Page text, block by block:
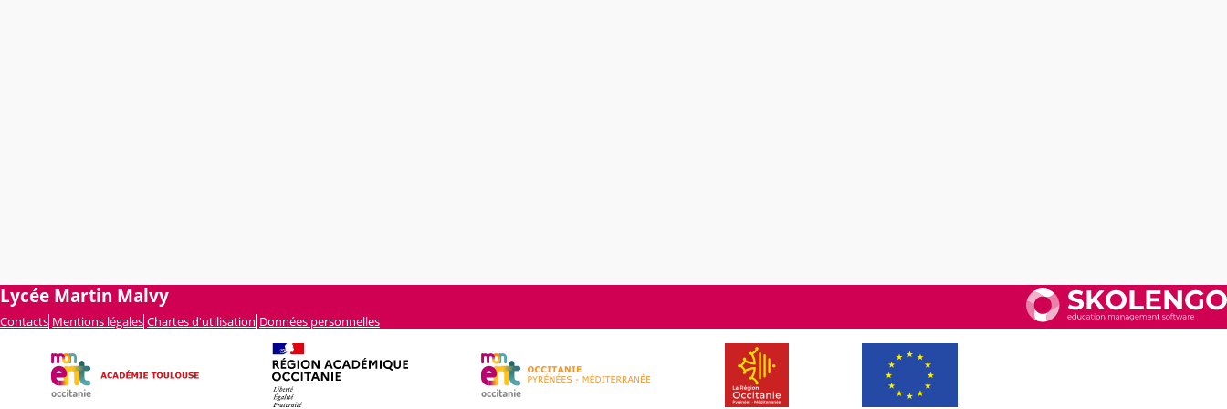
Lycée Martin Malvy
Contacts Mentions légales Chartes d'utilisation Données personnelles